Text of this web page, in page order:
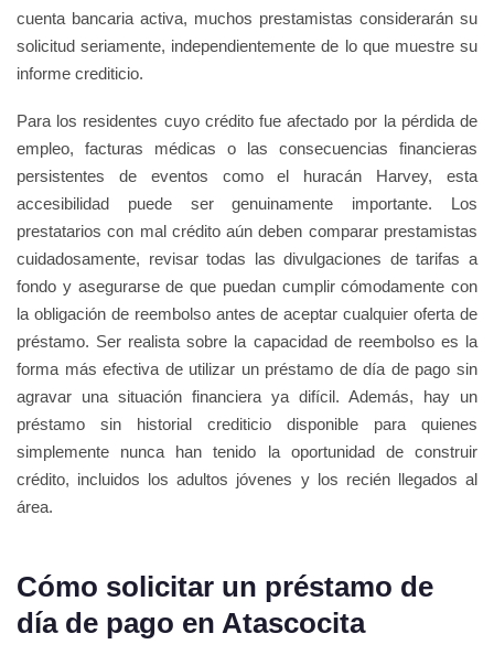
cuenta bancaria activa, muchos prestamistas considerarán su
solicitud seriamente, independientemente de lo que muestre su
informe crediticio.
Para los residentes cuyo crédito fue afectado por la pérdida de
empleo, facturas médicas o las consecuencias financieras
persistentes de eventos como el huracán Harvey, esta
accesibilidad puede ser genuinamente importante. Los
prestatarios con mal crédito aún deben comparar prestamistas
cuidadosamente, revisar todas las divulgaciones de tarifas a
fondo y asegurarse de que puedan cumplir cómodamente con
la obligación de reembolso antes de aceptar cualquier oferta de
préstamo. Ser realista sobre la capacidad de reembolso es la
forma más efectiva de utilizar un préstamo de día de pago sin
agravar una situación financiera ya difícil. Además, hay un
préstamo sin historial crediticio disponible para quienes
simplemente nunca han tenido la oportunidad de construir
crédito, incluidos los adultos jóvenes y los recién llegados al
área.
Cómo solicitar un préstamo de
día de pago en Atascocita